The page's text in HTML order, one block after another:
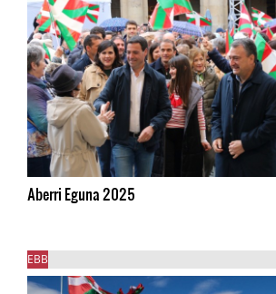
Aberri Eguna 2025
EBB